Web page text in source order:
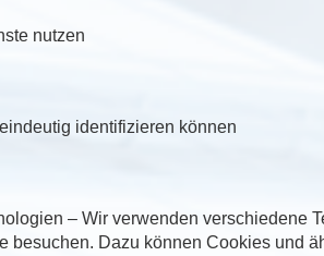
nutzen
identifizieren können
– Wir verwenden verschiedene
besuchen. Dazu können Cookies und